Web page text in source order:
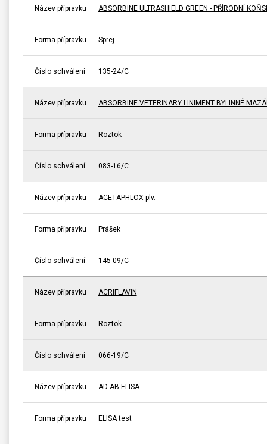
Název přípravku ABSORBINE ULTRASHIELD GREEN - PŘÍRODNÍ
Forma přípravku Sprej
Číslo schválení 135-24/C
Název přípravku ABSORBINE VETERINARY LINIMENT BYLINNÉ
Forma přípravku Roztok
Číslo schválení 083-16/C
Název přípravku ACETAPHLOX plv.
Forma přípravku Prášek
Číslo schválení 145-09/C
Název přípravku ACRIFLAVIN
Forma přípravku Roztok
Číslo schválení 066-19/C
Název přípravku AD AB ELISA
Forma přípravku ELISA test